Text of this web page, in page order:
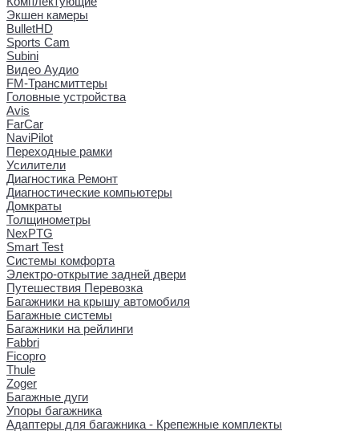
Экшен камеры
BulletHD
Sports Cam
Subini
Видео Аудио
FM-Трансмиттеры
Головные устройства
Avis
FarCar
NaviPilot
Переходные рамки
Усилители
Диагностика Ремонт
Диагностические компьютеры
Домкраты
Толщинометры
NexPTG
Smart Test
Системы комфорта
Электро-открытие задней двери
Путешествия Перевозка
Багажники на крышу автомобиля
Багажные системы
Багажники на рейлинги
Fabbri
Ficopro
Thule
Zoger
Багажные дуги
Упоры багажника
Адаптеры для багажника - Крепежные комплекты